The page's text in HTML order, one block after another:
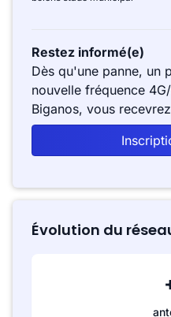
Restez informé(e)
Dès qu'une panne, un
nouvelle fréquence
Biganos, vous
Évolution du